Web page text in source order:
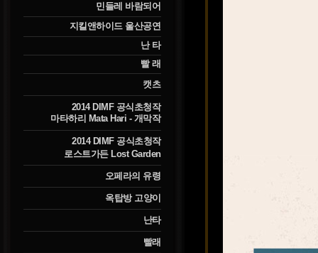
민들레 바람되어
지킬앤하이드 울산공연
난 타
빨 래
캣츠
2014 DIMF 공식초청작
마타하리 Mata Hari - 개막작
2014 DIMF 공식초청작
로스트가든 Lost Garden
오페라의 유령
옥탑방 고양이
난타
빨래